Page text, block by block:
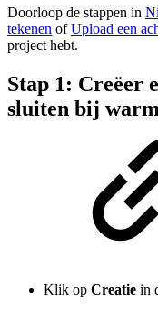
Doorloop de stappen in
tekenen ofUpload een
project hebt.
Stap 1: Creëer
sluiten bij
Klik op Creatie in